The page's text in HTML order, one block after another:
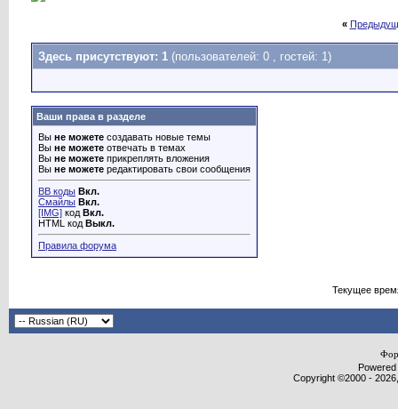
«
Здесь присутствуют: 1 (пользователей: 0 , гостей: 1)
Ваши права в разделе
Вы не можете создавать новые темы
Вы не можете отвечать в темах
Вы не можете прикреплять вложения
Вы не можете редактировать свои сообщения
BB коды Вкл.
Смайлы Вкл.
[IMG] код Вкл.
HTML код Выкл.
Правила форума
Текущее
Copyright ©2000 -